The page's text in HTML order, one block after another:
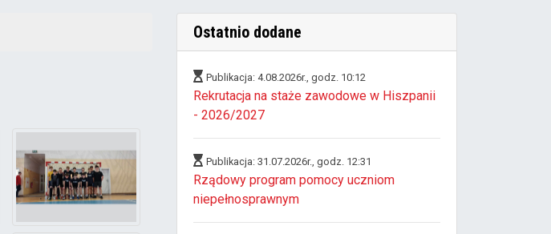
Ostatnio dodane
Publikacja: 4.08.2026r., godz. 10:12
Rekrutacja na staże zawodowe w Hiszpanii
- 2026/2027
Publikacja: 31.07.2026r., godz. 12:31
Rządowy program pomocy uczniom
niepełnosprawnym